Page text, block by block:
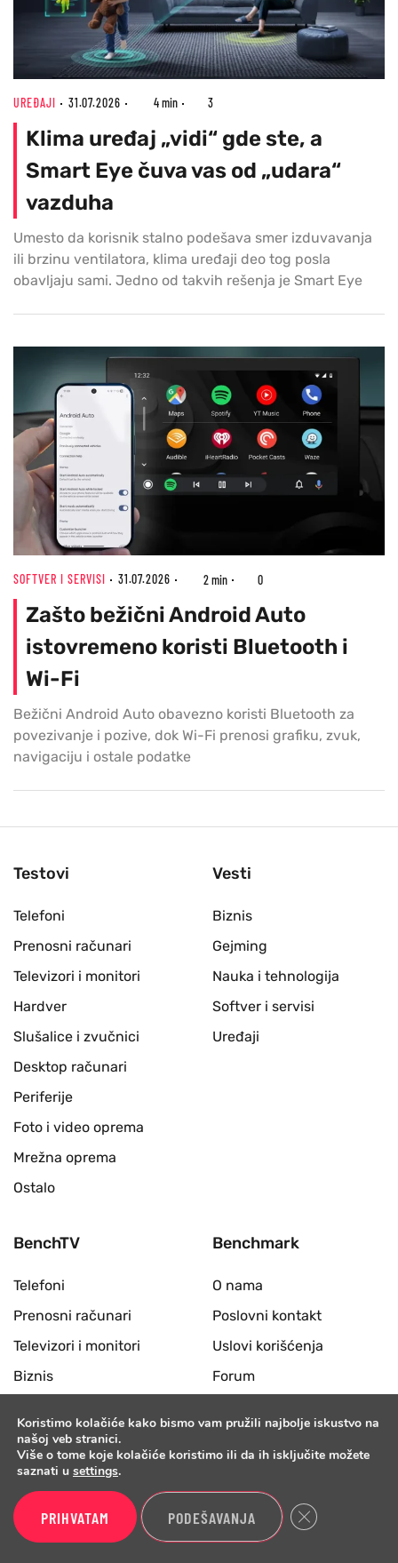
UREĐAJI 31.07.2026 4 min 3
Klima uređaj „vidi“ gde ste, a
Smart Eye čuva vas od „udara“
vazduha
Umesto da korisnik stalno podešava smer izduvavanja
ili brzinu ventilatora, klima uređaji deo tog posla
obavljaju sami. Jedno od takvih rešenja je Smart Eye
SOFTVER I SERVISI 31.07.2026 2 min 0
Zašto bežični Android Auto
istovremeno koristi Bluetooth i
Wi-Fi
Bežični Android Auto obavezno koristi Bluetooth za
povezivanje i pozive, dok Wi-Fi prenosi grafiku, zvuk,
navigaciju i ostale podatke
Testovi
Telefoni
Prenosni računari
Televizori i monitori
Hardver
Slušalice i zvučnici
Desktop računari
Periferije
Foto i video oprema
Mrežna oprema
Ostalo
Vesti
Biznis
Gejming
Nauka i tehnologija
Softver i servisi
Uređaji
BenchTV
Telefoni
Prenosni računari
Televizori i monitori
Biznis
Hardver
Slušalice i zvučnici
Desktop računari
Periferije
Benchmark
O nama
Poslovni kontakt
Uslovi korišćenja
Forum
Koristimo kolačiće kako bismo vam pružili najbolje iskustvo na
našoj veb stranici.
Više o tome koje kolačiće koristimo ili da ih isključite možete
saznati u settings.
PRIHVATAM PODEŠAVANJA Close GDPR